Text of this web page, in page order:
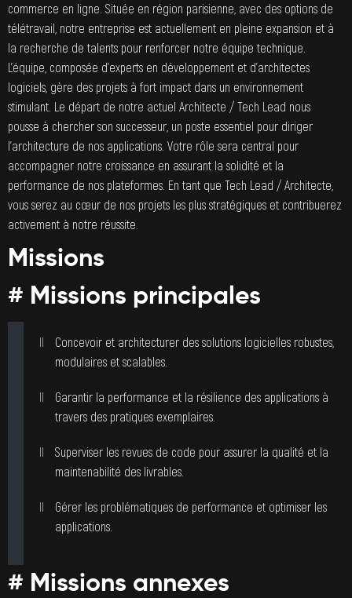
commerce en ligne. Située en région parisienne, avec des options de
télétravail, notre entreprise est actuellement en pleine expansion et à
la recherche de talents pour renforcer notre équipe technique.
L’équipe, composée d’experts en développement et d’architectes
logiciels, gère des projets à fort impact dans un environnement
stimulant. Le départ de notre actuel Architecte / Tech Lead nous
pousse à chercher son successeur, un poste essentiel pour diriger
l’architecture de nos applications. Votre rôle sera central pour
accompagner notre croissance en assurant la solidité et la
performance de nos plateformes. En tant que Tech Lead / Architecte,
vous serez au cœur de nos projets les plus stratégiques et contribuerez
activement à notre réussite.
Missions
# Missions principales
Concevoir et architecturer des solutions logicielles robustes,
modulaires et scalables.
Garantir la performance et la résilience des applications à
travers des pratiques exemplaires.
Superviser les revues de code pour assurer la qualité et la
maintenabilité des livrables.
Gérer les problématiques de performance et optimiser les
applications.
# Missions annexes